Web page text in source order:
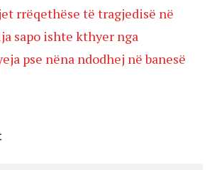
rrëqethëse të tragjedisë në
sapo ishte kthyer nga
pse nëna ndodhej në banesë